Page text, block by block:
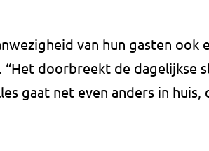
van hun gasten ook
doorbreekt de dagelijkse
gaat net even anders in huis,